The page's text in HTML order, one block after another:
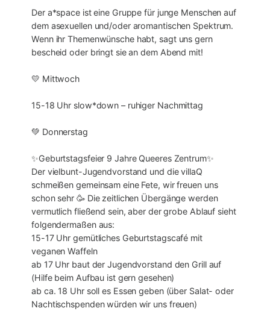
Der a*space ist eine Gruppe für junge Menschen auf
dem asexuellen und/oder aromantischen Spektrum.
Wenn ihr Themenwünsche habt, sagt uns gern
bescheid oder bringt sie an dem Abend mit!
💛 Mittwoch
15-18 Uhr slow*down – ruhiger Nachmittag
💚 Donnerstag
✨Geburtstagsfeier 9 Jahre Queeres Zentrum✨
Der vielbunt-Jugendvorstand und die villaQ
schmeißen gemeinsam eine Fete, wir freuen uns
schon sehr 🥳 Die zeitlichen Übergänge werden
vermutlich fließend sein, aber der grobe Ablauf sieht
folgendermaßen aus:
15-17 Uhr gemütliches Geburtstagscafé mit
veganen Waffeln
ab 17 Uhr baut der Jugendvorstand den Grill auf
(Hilfe beim Aufbau ist gern gesehen)
ab ca. 18 Uhr soll es Essen geben (über Salat- oder
Nachtischspenden würden wir uns freuen)